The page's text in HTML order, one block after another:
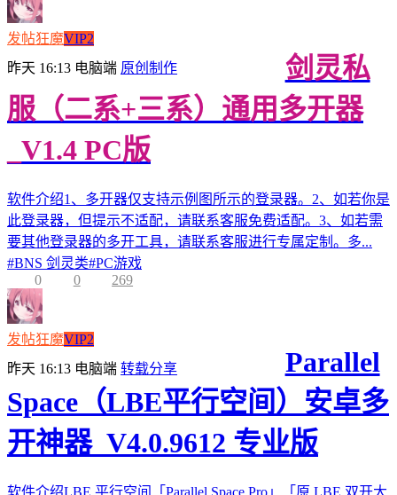
发帖狂魔VIP2
昨天 16:13 电脑端 原创制作
剑灵私
服（二系+三系）通用多开器
_V1.4 PC版
软件介绍1、多开器仅支持示例图所示的登录器。2、如若你是
此登录器，但提示不适配，请联系客服免费适配。3、如若需
要其他登录器的多开工具，请联系客服进行专属定制。多...
#BNS 剑灵类#PC游戏
0
0 269
发帖狂魔VIP2
昨天 16:13 电脑端 转载分享
Parallel
Space（LBE平行空间）安卓多
开神器_V4.0.9612 专业版
软件介绍LBE 平行空间「Parallel Space Pro」「原 LBE 双开大